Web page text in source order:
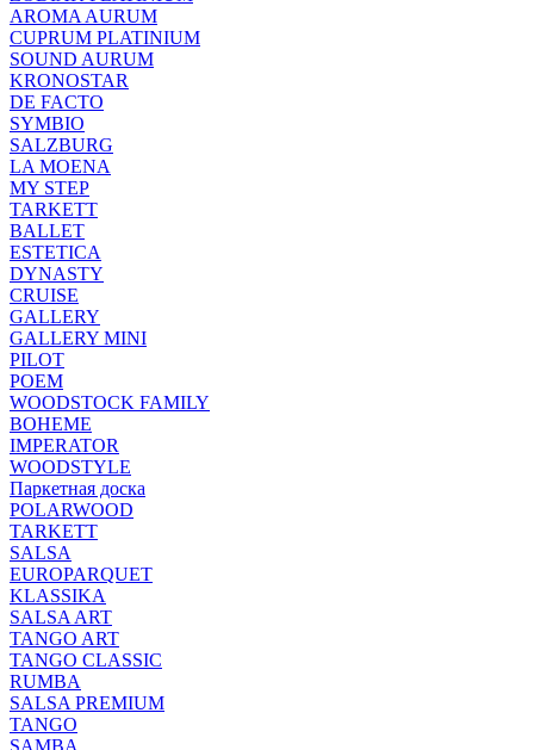
AROMA AURUM
CUPRUM PLATINIUM
SOUND AURUM
KRONOSTAR
DE FACTO
SYMBIO
SALZBURG
LA MOENA
MY STEP
TARKETT
BALLET
ESTETICA
DYNASTY
CRUISE
GALLERY
GALLERY MINI
PILOT
POEM
WOODSTOCK FAMILY
BOHEME
IMPERATOR
WOODSTYLE
Паркетная доска
POLARWOOD
TARKETT
SALSA
EUROPARQUET
KLASSIKA
SALSA ART
TANGO ART
TANGO CLASSIC
RUMBA
SALSA PREMIUM
TANGO
SAMBA